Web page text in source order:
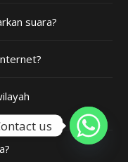
suara?
us